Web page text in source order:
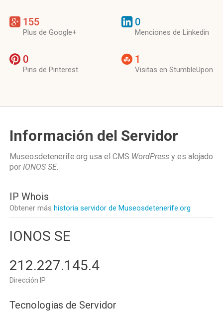
155
Plus de Google+
0
Menciones de Linkedin
0
Pins de Pinterest
1
Visitas en StumbleUpon
Información del Servidor
Museosdetenerife.org usa el CMS WordPress y es alojado
por IONOS SE.
IP Whois
Obtener más historia servidor de Museosdetenerife.org
IONOS SE
212.227.145.4
Dirección IP
Tecnologias de Servidor